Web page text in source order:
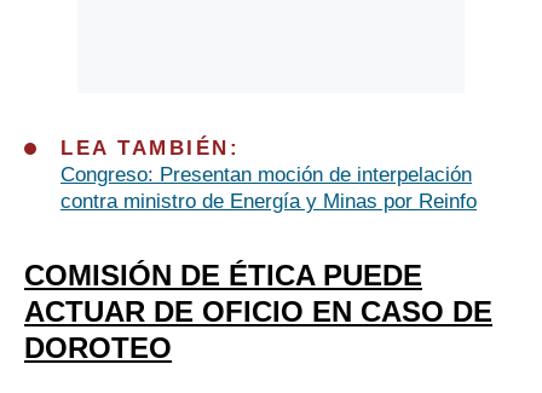
LEA TAMBIÉN:
Congreso: Presentan moción de interpelación
contra ministro de Energía y Minas por Reinfo
COMISIÓN DE ÉTICA PUEDE
ACTUAR DE OFICIO EN CASO DE
DOROTEO